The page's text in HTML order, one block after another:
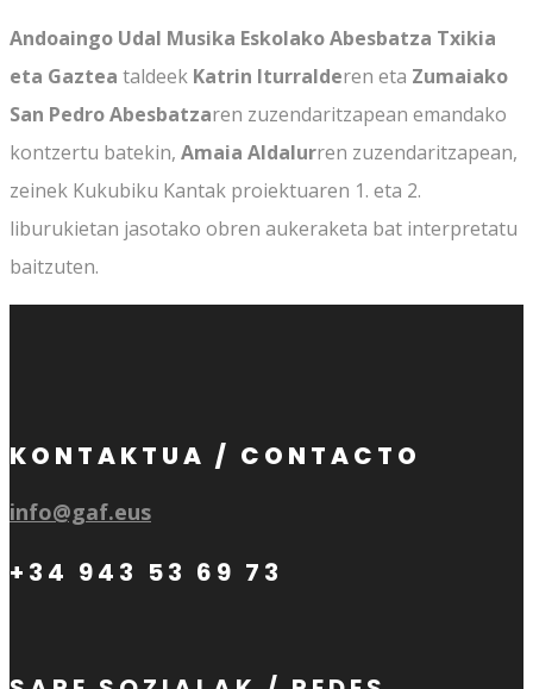
Andoaingo Udal Musika Eskolako Abesbatza Txikia
eta Gaztea taldeek Katrin Iturralderen eta Zumaiako
San Pedro Abesbatzaren zuzendaritzapean emandako
kontzertu batekin, Amaia Aldalurren zuzendaritzapean,
zeinek Kukubiku Kantak proiektuaren 1. eta 2.
liburukietan jasotako obren aukeraketa bat interpretatu
baitzuten.
KONTAKTUA / CONTACTO
info@gaf.eus
+34 943 53 69 73